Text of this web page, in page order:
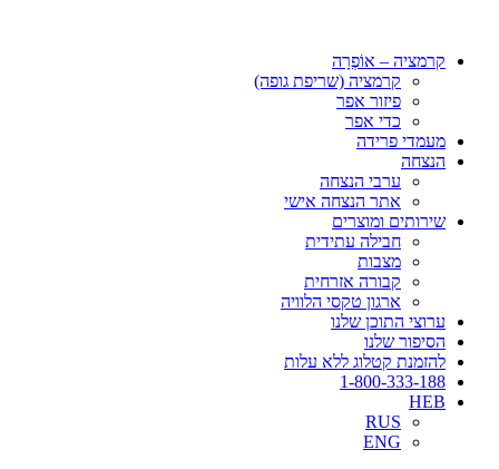
קרמציה – אוֹפְרָה
קרמציה (שריפת גופה)
פיזור אפר
כדי אפר
מעמדי פרידה
הנצחה
ערבי הנצחה
אתר הנצחה אישי
שירותים ומוצרים
חבילה עתידית
מצבות
קבורה אזרחית
ארגון טקסי הלוויה
ערוצי התוכן שלנו
הסיפור שלנו
להזמנת קטלוג ללא עלות
1-800-333-188
HEB
RUS
ENG